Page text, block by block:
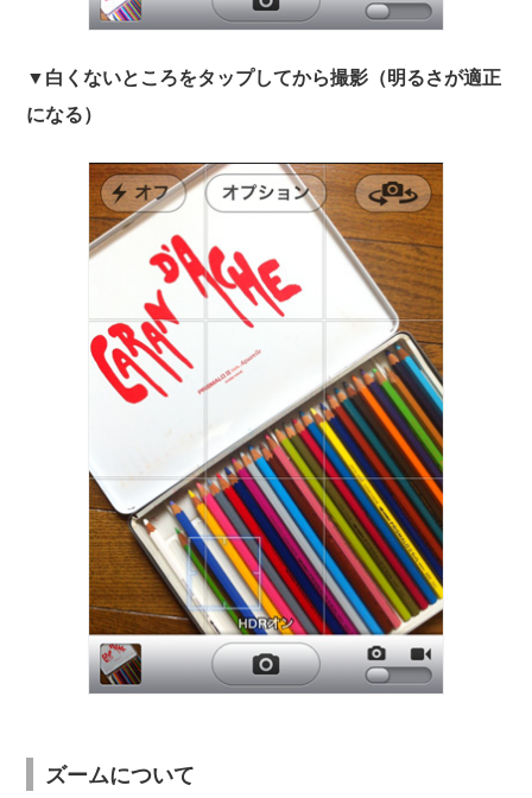
▼白くないところをタップしてから撮影（明るさが適正
になる）
ズームについて